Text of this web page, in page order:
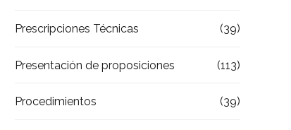
Prescripciones Técnicas (39)
Presentación de proposiciones (113)
Procedimientos (39)